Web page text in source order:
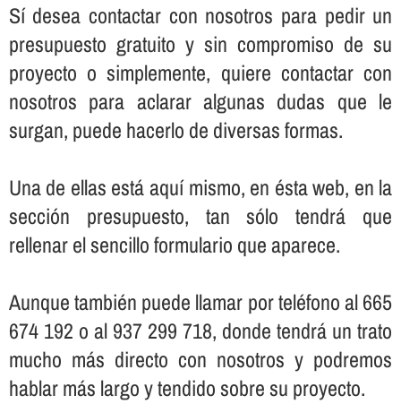
Sí­ desea contactar con nosotros para pedir un
presupuesto gratuito y sin compromiso de su
proyecto o simplemente, quiere contactar con
nosotros para aclarar algunas dudas que le
surgan, puede hacerlo de diversas formas.
Una de ellas está aquí­ mismo, en ésta web, en la
sección presupuesto, tan sólo tendrá que
rellenar el sencillo formulario que aparece.
Aunque también puede llamar por teléfono al 665
674 192 o al 937 299 718, donde tendrá un trato
mucho más directo con nosotros y podremos
hablar más largo y tendido sobre su proyecto.